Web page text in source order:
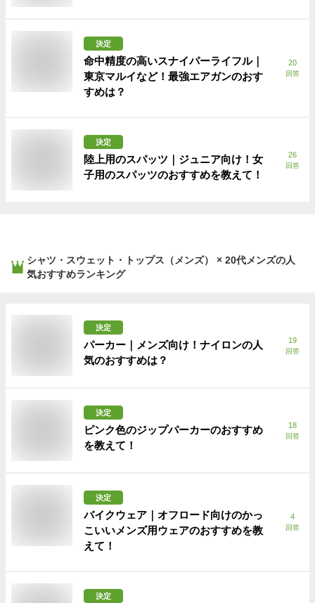
決定
命中精度の高いスナイパーライフル｜
東京マルイなど！最強エアガンのおす
すめは？
20
回答
決定
陸上用のスパッツ｜ジュニア向け！女
子用のスパッツのおすすめを教えて！
26
回答
シャツ・スウェット・トップス（メンズ） × 20代メンズの人
気おすすめランキング
決定
パーカー｜メンズ向け！ナイロンの人
気のおすすめは？
19
回答
決定
ピンク色のジップパーカーのおすすめ
を教えて！
18
回答
決定
バイクウェア｜オフロード向けのかっ
こいいメンズ用ウェアのおすすめを教
えて！
4
回答
決定